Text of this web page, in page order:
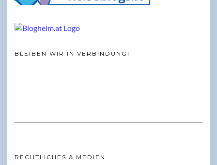
BLEIBEN WIR IN VERBINDUNG!
RECHTLICHES & MEDIEN